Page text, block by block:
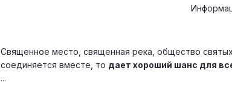
Священное место, священная река, общество
соединяется вместе, то дает хороший шанс для
...